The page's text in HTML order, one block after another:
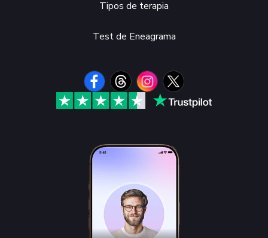
Tipos de terapia
Test de Eneagrama